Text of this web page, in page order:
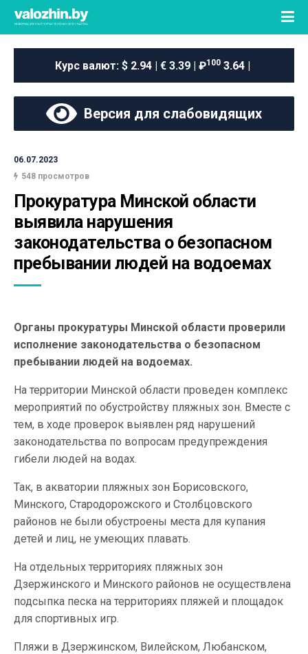
Курс валют: $ 2.94 | € 3.39 | ₽100 3.64 |
Версия для слабовидящих
06.07.2023
548 просмотров
Прокуратура Минской области
выявила нарушения
законодательства о безопасном
пребывании людей на водоемах
Органы прокуратуры Минской области проверили
исполнение законодательства о безопасном
пребывании людей на водоемах.
На территории Минской области проведен комплекс
мероприятий по обустройству пляжных зон. Вместе с
тем, в ходе проверок выявлен ряд нарушений
законодательства по вопросам предупреждения
гибели людей на водах.
Так, в акватории пляжных зон Борисовского,
Минского, Стародорожского и Столбцовского
районов не были обустроены места для купания
детей и лиц, не умеющих плавать.
На отдельных территориях пляжных зон
Дзержинского и Минского районов не осуществлена
подсыпка песка на территориях пляжей и площадок
для спортивных игр.
Пляжи в Дзержинском, Вилейском, Любанском,